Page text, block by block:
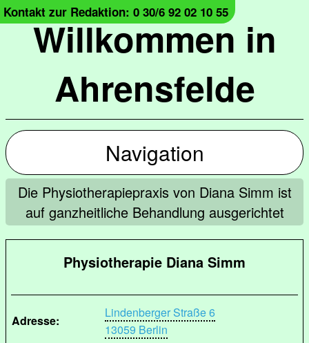
Willkommen in
Ahrensfelde
Kontakt zur Redaktion: 0 30/6 92 02 10 55
Navigation
Die Physiotherapiepraxis von Diana Simm ist
auf ganzheitliche Behandlung ausgerichtet
Physiotherapie Diana Simm
Adresse:
Lindenberger Straße 6
13059 Berlin